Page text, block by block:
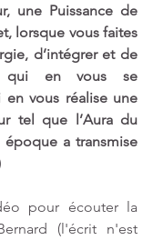
une Puissance de
lorsque vous faites
d’intégrer et de
qui en vous se
vous réalise une
tel que l’Aura du
époque a transmise
pour écouter la
(l'écrit n'est